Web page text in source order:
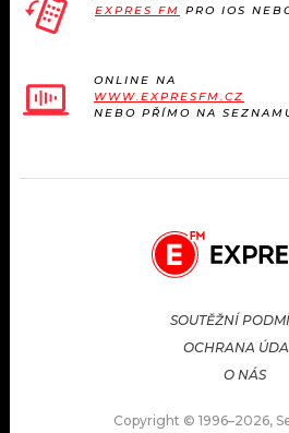
EXPRES FM PRO IOS
ONLINE NA
WWW.EXPRESFM.CZ
NEBO PŘÍMO NA
SOUTĚŽNÍ
OCHRANA
O NÁS
Copyright © 1996–2026,